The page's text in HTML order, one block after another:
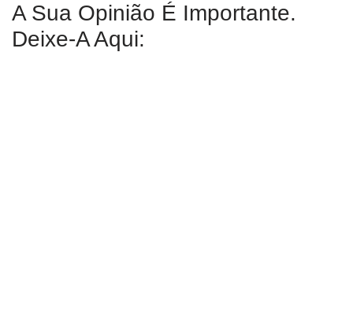
A Sua Opinião É Importante.
Deixe-A Aqui: